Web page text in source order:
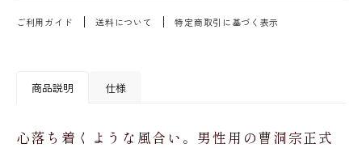
ご利用ガイド 送料について 特定商取引に基づく表示
商品説明 仕様
心落ち着くような風合い。男性用の曹洞宗正式